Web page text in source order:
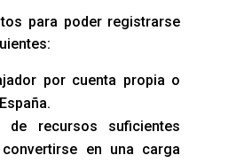
para poder registrarse
por cuenta propia o
de recursos suficientes
en una carga